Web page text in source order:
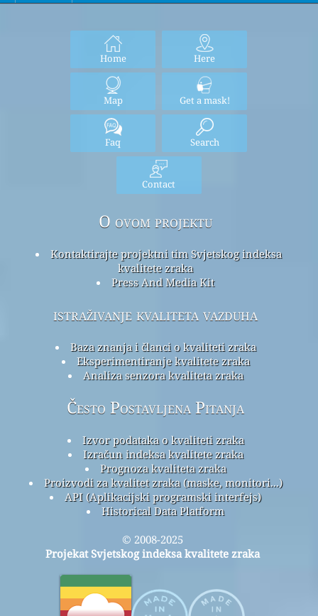
Home Here
Map Get a mask!
Faq Search
Contact
O ovom projektu
Kontaktirajte projektni tim Svjetskog indeksa
kvalitete zraka
Press And Media Kit
istraživanje kvaliteta vazduha
Baza znanja i članci o kvaliteti zraka
Eksperimentiranje kvalitete zraka
Analiza senzora kvaliteta zraka
Često Postavljena Pitanja
Izvor podataka o kvaliteti zraka
Izračun indeksa kvalitete zraka
Prognoza kvaliteta zraka
Proizvodi za kvalitet zraka (maske, monitori...)
API (Aplikacijski programski interfejs)
Historical Data Platform
© 2008-2025
Projekat Svjetskog indeksa kvalitete zraka